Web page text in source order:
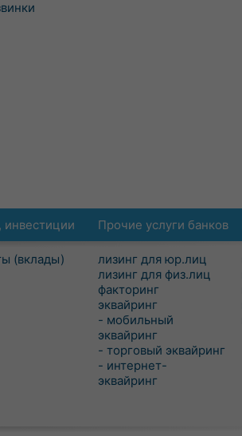
инвестиции
(вклады)
Прочие услуги банков
лизинг для юр.лиц
лизинг для физ.лиц
факторинг
эквайринг
- мобильный
эквайринг
- торговый эквайринг
- интернет-
эквайринг